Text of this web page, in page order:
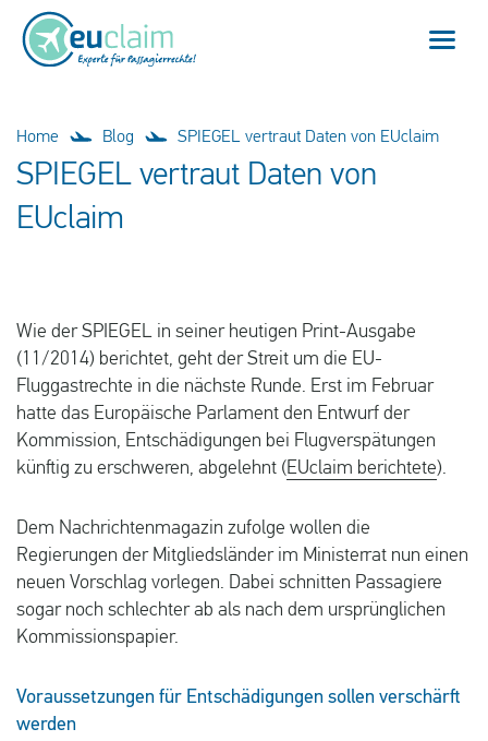
Neuigkeiten
Blog
Fragen und Antworten
Home
Flugverspätung
EU-Fluggastrechte
Mein EUclaim
Home Blog SPIEGEL vertraut Daten von EUclaim
SPIEGEL vertraut Daten von
EUclaim
Wie der SPIEGEL in seiner heutigen Print-Ausgabe
(11/2014) berichtet, geht der Streit um die EU-
Fluggastrechte in die nächste Runde. Erst im Februar
hatte das Europäische Parlament den Entwurf der
Kommission, Entschädigungen bei Flugverspätungen
künftig zu erschweren, abgelehnt (EUclaim berichtete).
Dem Nachrichtenmagazin zufolge wollen die
Regierungen der Mitgliedsländer im Ministerrat nun einen
neuen Vorschlag vorlegen. Dabei schnitten Passagiere
sogar noch schlechter ab als nach dem ursprünglichen
Kommissionspapier.
Voraussetzungen für Entschädigungen sollen verschärft
werden